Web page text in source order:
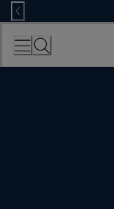
Skip
to
Content